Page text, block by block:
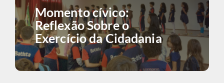
Momento cívico:
Reflexão Sobre o
Exercício da Cidadania